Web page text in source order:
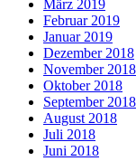
März 2019
Februar 2019
Januar 2019
Dezember 2018
November 2018
Oktober 2018
September 2018
August 2018
Juli 2018
Juni 2018